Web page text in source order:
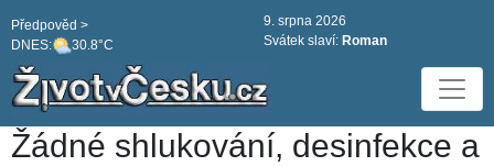
DNES: 30.8°C
Předpověd >
9. srpna 2026
Svátek slaví: Roman
Žádné shlukování, desinfekce a